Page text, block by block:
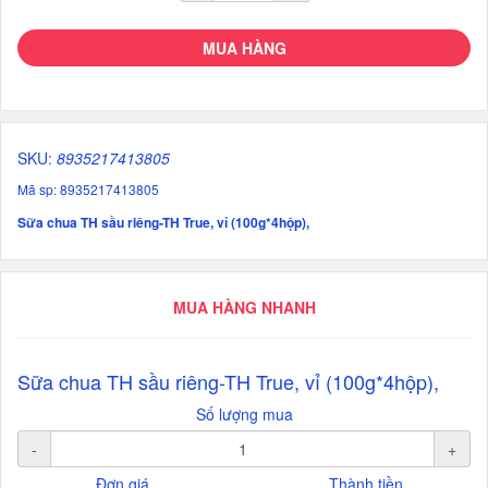
MUA HÀNG
SKU: 8935217413805
Mã sp: 8935217413805
Sữa chua TH sầu riêng-TH True, vỉ (100g*4hộp),
MUA HÀNG NHANH
Sữa chua TH sầu riêng-TH True, vỉ (100g*4hộp),
Số lượng mua
-
+
Đơn giá
Thành tiền